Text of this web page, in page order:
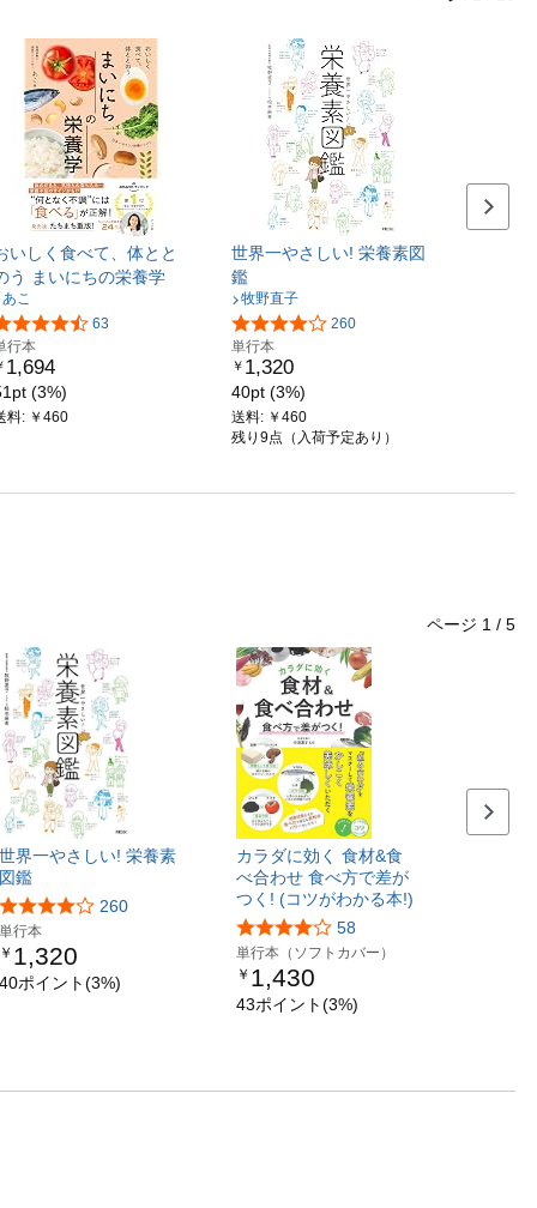
いしく食べて、体とと
う まいにちの栄養学
あこ
63
行本
1,694
(3%)
料: ￥460
世界一やさしい! 栄養素図
鑑
牧野直子
260
単行本
￥ 1,320
40pt (3%)
送料: ￥460
残り9点（入荷予定あり）
次の
ページ 1 / 5
世界一やさしい! 栄養素
図鑑
260
単行本
￥ 1,320
40ポイント(3%)
カラダに効く 食材&食
べ合わせ 食べ方で差が
つく! (コツがわかる本!)
58
単行本（ソフトカバー）
￥ 1,430
43ポイント(3%)
Next